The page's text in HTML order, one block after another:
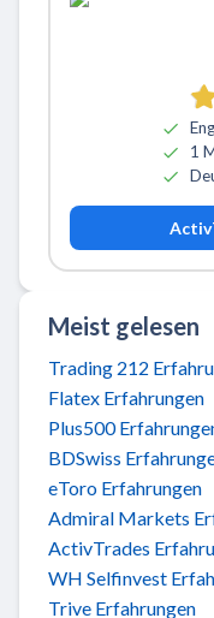
1
Meist gelesen
Trading 212
Flatex Erfahrungen
Plus500
BDSwiss
eToro Erfahrungen
Admiral Markets
ActivTrades
WH Selfinvest
Trive Erfahrungen